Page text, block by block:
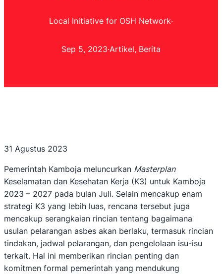
Local Initiative for OSH Network·
Sep 5, 2023·Artikel, Berita
31 Agustus 2023
Pemerintah Kamboja meluncurkan Masterplan
Keselamatan dan Kesehatan Kerja (K3) untuk Kamboja
2023 – 2027 pada bulan Juli. Selain mencakup enam
strategi K3 yang lebih luas, rencana tersebut juga
mencakup serangkaian rincian tentang bagaimana
usulan pelarangan asbes akan berlaku, termasuk rincian
tindakan, jadwal pelarangan, dan pengelolaan isu-isu
terkait. Hal ini memberikan rincian penting dan
komitmen formal pemerintah yang mendukung